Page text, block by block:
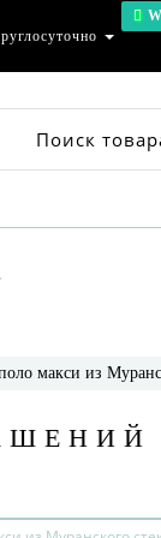
Поиск
макси из